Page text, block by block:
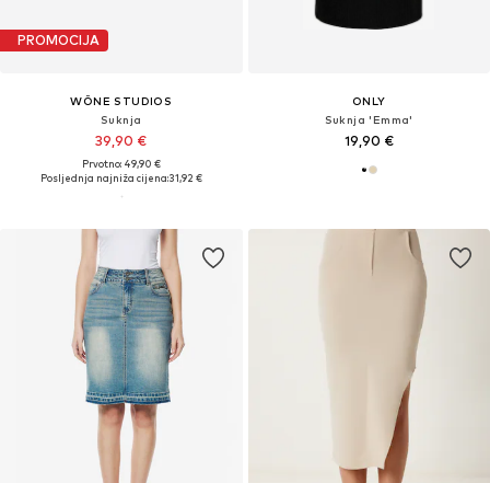
PROMOCIJA
WÔNE STUDIOS
Suknja
39,90 €
Prvotno: 49,90 €
Posljednja najniža cijena:31,92 €
ONLY
Suknja 'Emma'
19,90 €